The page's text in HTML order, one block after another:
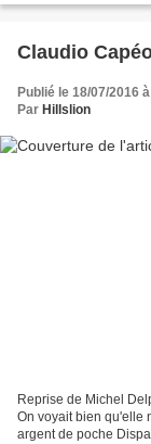
Claudio
Publié le 18/07/2016
Par Hillslion
Reprise de Michel
On voyait bien qu'elle
argent de poche